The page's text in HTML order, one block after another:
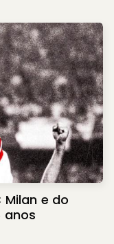
Milan e do
anos